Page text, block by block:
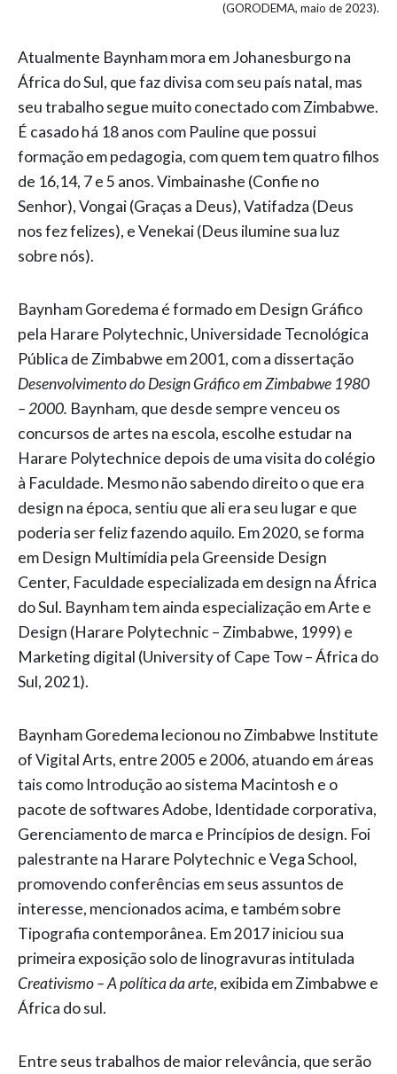
(GORODEMA, maio de 2023).
Atualmente Baynham mora em Johanesburgo na
África do Sul, que faz divisa com seu país natal, mas
seu trabalho segue muito conectado com Zimbabwe.
É casado há 18 anos com Pauline que possui
formação em pedagogia, com quem tem quatro filhos
de 16,14, 7 e 5 anos. Vimbainashe (Confie no
Senhor), Vongai (Graças a Deus), Vatifadza (Deus
nos fez felizes), e Venekai (Deus ilumine sua luz
sobre nós).
Baynham Goredema é formado em Design Gráfico
pela Harare Polytechnic, Universidade Tecnológica
Pública de Zimbabwe em 2001, com a dissertação
Desenvolvimento do Design Gráfico em Zimbabwe 1980
– 2000. Baynham, que desde sempre venceu os
concursos de artes na escola, escolhe estudar na
Harare Polytechnice depois de uma visita do colégio
à Faculdade. Mesmo não sabendo direito o que era
design na época, sentiu que ali era seu lugar e que
poderia ser feliz fazendo aquilo. Em 2020, se forma
em Design Multimídia pela Greenside Design
Center, Faculdade especializada em design na África
do Sul. Baynham tem ainda especialização em Arte e
Design (Harare Polytechnic – Zimbabwe, 1999) e
Marketing digital (University of Cape Tow – África do
Sul, 2021).
Baynham Goredema lecionou no Zimbabwe Institute
of Vigital Arts, entre 2005 e 2006, atuando em áreas
tais como Introdução ao sistema Macintosh e o
pacote de softwares Adobe, Identidade corporativa,
Gerenciamento de marca e Princípios de design. Foi
palestrante na Harare Polytechnic e Vega School,
promovendo conferências em seus assuntos de
interesse, mencionados acima, e também sobre
Tipografia contemporânea. Em 2017 iniciou sua
primeira exposição solo de linogravuras intitulada
Creativismo – A política da arte, exibida em Zimbabwe e
África do sul.
Entre seus trabalhos de maior relevância, que serão